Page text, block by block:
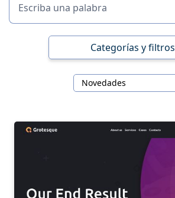
Categorías y filtros
Novedades